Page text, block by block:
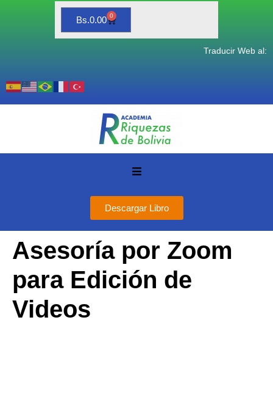
Bs.0.00 0
Traducir Web al:
Descargar Libro
Asesoría por Zoom
para Edición de
Videos